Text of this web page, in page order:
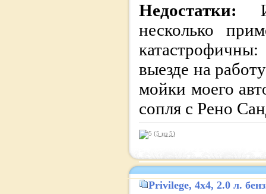
Недостатки:
несколько
выезде на
мойки моего
сопля с Рено
(5 из 5)
Privilege, 4x4, 2.0 л.